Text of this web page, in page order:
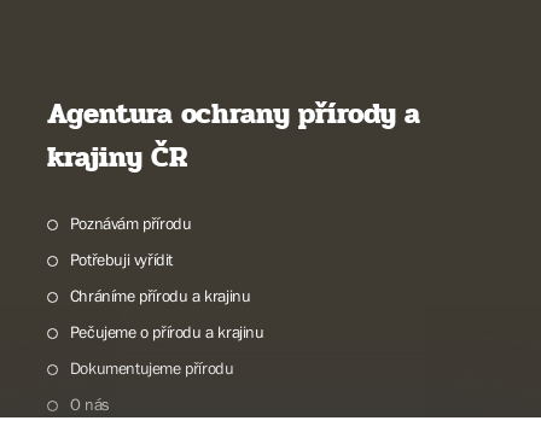
Agentura ochrany přírody a
krajiny ČR
Poznávám přírodu
Potřebuji vyřídit
Chráníme přírodu a krajinu
Pečujeme o přírodu a krajinu
Dokumentujeme přírodu
O nás